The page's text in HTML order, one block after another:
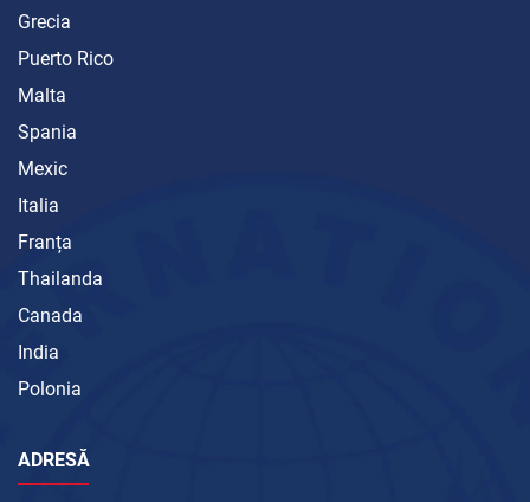
Grecia
Puerto Rico
Malta
Spania
Mexic
Italia
Franța
Thailanda
Canada
India
Polonia
ADRESĂ